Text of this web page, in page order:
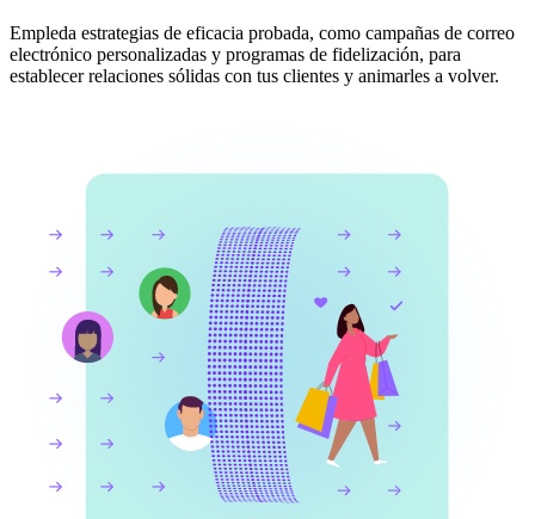
Empleda estrategias de eficacia probada, como campañas de correo
electrónico personalizadas y programas de fidelización, para
establecer relaciones sólidas con tus clientes y animarles a volver.